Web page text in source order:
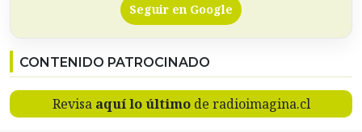
Seguir en Google
CONTENIDO PATROCINADO
Revisa aquí lo últimode radioimagina.cl